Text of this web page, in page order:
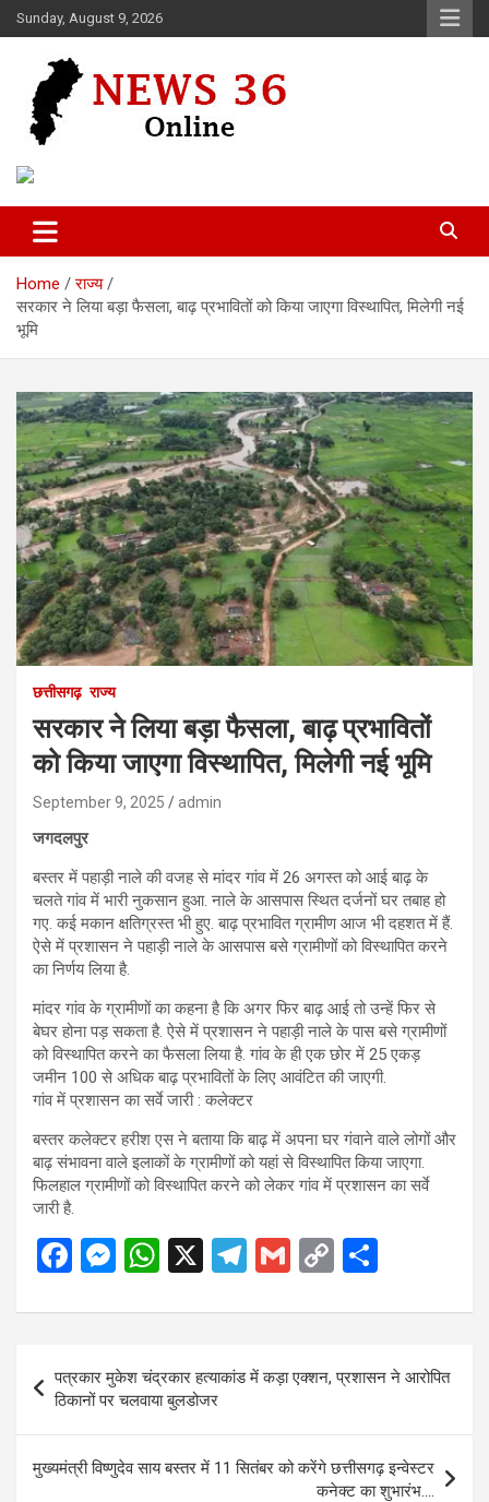
Skip
to
Sunday, August 9, 2026
News 36
Home
राज्य
सरकार ने लिया बड़ा फैसला, बाढ़ प्रभावितों को किया जाएगा विस्थापित, मिलेगी नई
भूमि
छत्तीसगढ़ राज्य
सरकार ने लिया बड़ा फैसला, बाढ़ प्रभावितों
को किया जाएगा विस्थापित, मिलेगी नई भूमि
September 9, 2025 admin
जगदलपुर
बस्तर में पहाड़ी नाले की वजह से मांदर गांव में 26 अगस्त को आई बाढ़ के
चलते गांव में भारी नुकसान हुआ. नाले के आसपास स्थित दर्जनों घर तबाह हो
गए. कई मकान क्षतिग्रस्त भी हुए. बाढ़ प्रभावित ग्रामीण आज भी दहशत में हैं.
ऐसे में प्रशासन ने पहाड़ी नाले के आसपास बसे ग्रामीणों को विस्थापित करने
का निर्णय लिया है.
मांदर गांव के ग्रामीणों का कहना है कि अगर फिर बाढ़ आई तो उन्हें फिर से
बेघर होना पड़ सकता है. ऐसे में प्रशासन ने पहाड़ी नाले के पास बसे ग्रामीणों
को विस्थापित करने का फैसला लिया है. गांव के ही एक छोर में 25 एकड़
जमीन 100 से अधिक बाढ़ प्रभावितों के लिए आवंटित की जाएगी.
गांव में प्रशासन का सर्वे जारी : कलेक्टर
बस्तर कलेक्टर हरीश एस ने बताया कि बाढ़ में अपना घर गंवाने वाले लोगों और
बाढ़ संभावना वाले इलाकों के ग्रामीणों को यहां से विस्थापित किया जाएगा.
फिलहाल ग्रामीणों को विस्थापित करने को लेकर गांव में प्रशासन का सर्वे
जारी है.
F
ce
o
o
k
M
se
n
g
er
W
at
A
p
p
X
T
e
gr
a
m
G
ail
C
py
n
k
ar
e
navigation
पत्रकार मुकेश चंद्रकार हत्याकांड में कड़ा एक्शन, प्रशासन ने आरोपित
ठिकानों पर चलवाया बुलडोजर
मुख्यमंत्री विष्णुदेव साय बस्तर में 11 सितंबर को करेंगे छत्तीसगढ़ इन्वेस्टर
कनेक्ट का शुभारंभ….